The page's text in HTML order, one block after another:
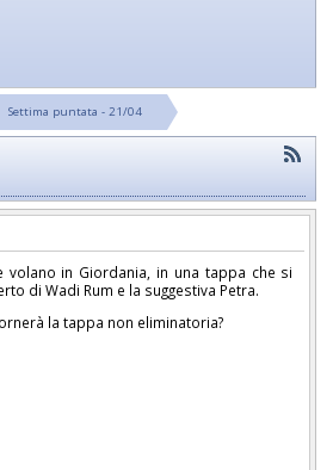
Settima puntata - 21/04
in Giordania, in una tappa che si
di Wadi Rum e la suggestiva Petra.
la tappa non eliminatoria?